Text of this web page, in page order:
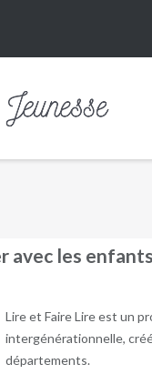
avec les
Lire et Faire Lire est un
intergénérationnelle,
départements.